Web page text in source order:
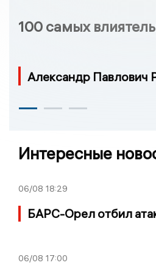
100 самых
Александр Павлович
Интересные
06/08 18:29
БАРС-Орел отбил
06/08 17:00